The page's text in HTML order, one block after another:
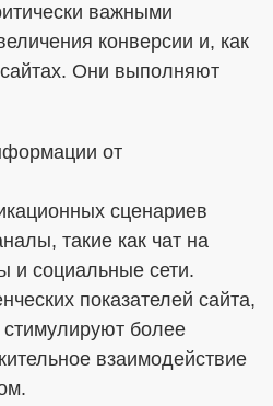
важными
конверсии и, как
Они выполняют
от
сценариев
такие как чат на
и социальные сети.
показателей сайта,
более
взаимодействие